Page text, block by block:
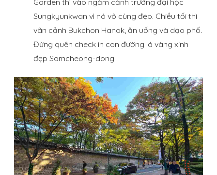
Garden thì vào ngắm cảnh trường đại học
Sungkyunkwan vì nó vô cùng đẹp. Chiều tối thì
vãn cảnh Bukchon Hanok, ăn uống và dạo phố.
Đừng quên check in con đường lá vàng xinh
đẹp Samcheong-dong